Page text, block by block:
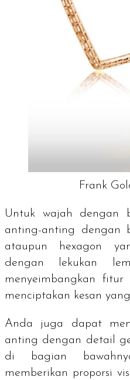
Frank
Untuk wajah dengan
anting-anting dengan
ataupun hexagon
dengan lekukan
menyeimbangkan
menciptakan kesan
Anda juga dapat
anting dengan detail
di bagian
memberikan proporsi